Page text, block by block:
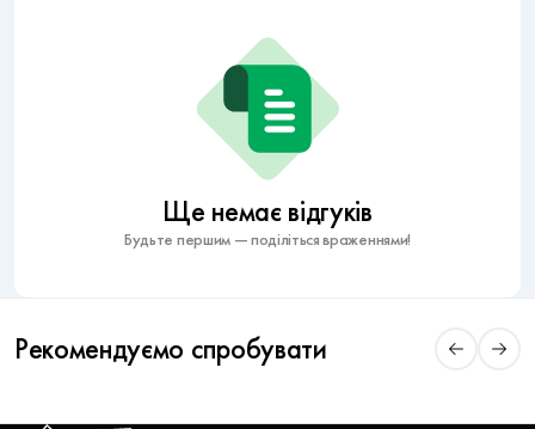
Ще немає відгуків
Будьте першим — поділіться враженнями!
Рекомендуємо спробувати